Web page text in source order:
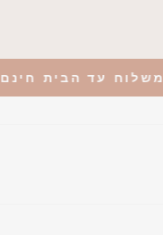
משלוח עד הבית חינם